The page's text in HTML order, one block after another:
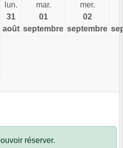
lun.
31
août
mar.
01
septembre
mer.
02
septembre
réserver.